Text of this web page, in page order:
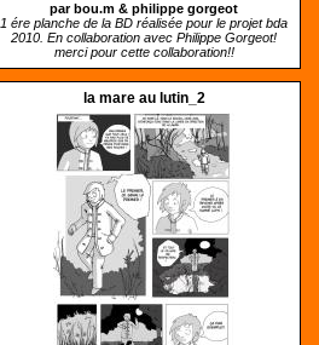
par bou.m &philippe gorgeot
1 ére planche de la BD réalisée pour le projet bda
2010. En collaboration avec Philippe Gorgeot!
merci pour cette collaboration!!
la mare au lutin_2